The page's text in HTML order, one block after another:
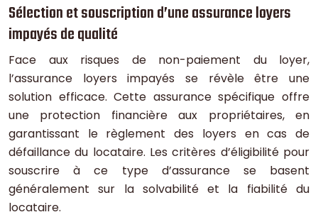
Sélection et souscription d’une assurance loyers
impayés de qualité
Face aux risques de non-paiement du loyer,
l’assurance loyers impayés se révèle être une
solution efficace. Cette assurance spécifique offre
une protection financière aux propriétaires, en
garantissant le règlement des loyers en cas de
défaillance du locataire. Les critères d’éligibilité pour
souscrire à ce type d’assurance se basent
généralement sur la solvabilité et la fiabilité du
locataire.